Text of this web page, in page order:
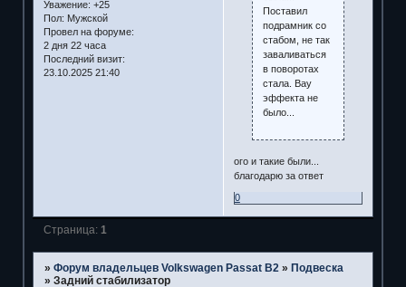
Уважение: +25
Пол: Мужской
Провел на форуме:
2 дня 22 часа
Последний визит:
23.10.2025 21:40
Поставил
подрамник со
стабом, не так
заваливаться
в поворотах
стала. Вау
эффекта не
было...
ого и такие были...
благодарю за ответ
0
Страница: 1
» Форум владельцев Volkswagen Passat B2 » Подвеска
» Задний стабилизатор